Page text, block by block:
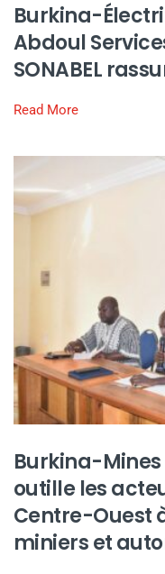
Burkina-
Abdoul
SONABEL
Read More
Burkina-Mines
outille les
Centre-Ouest
miniers et